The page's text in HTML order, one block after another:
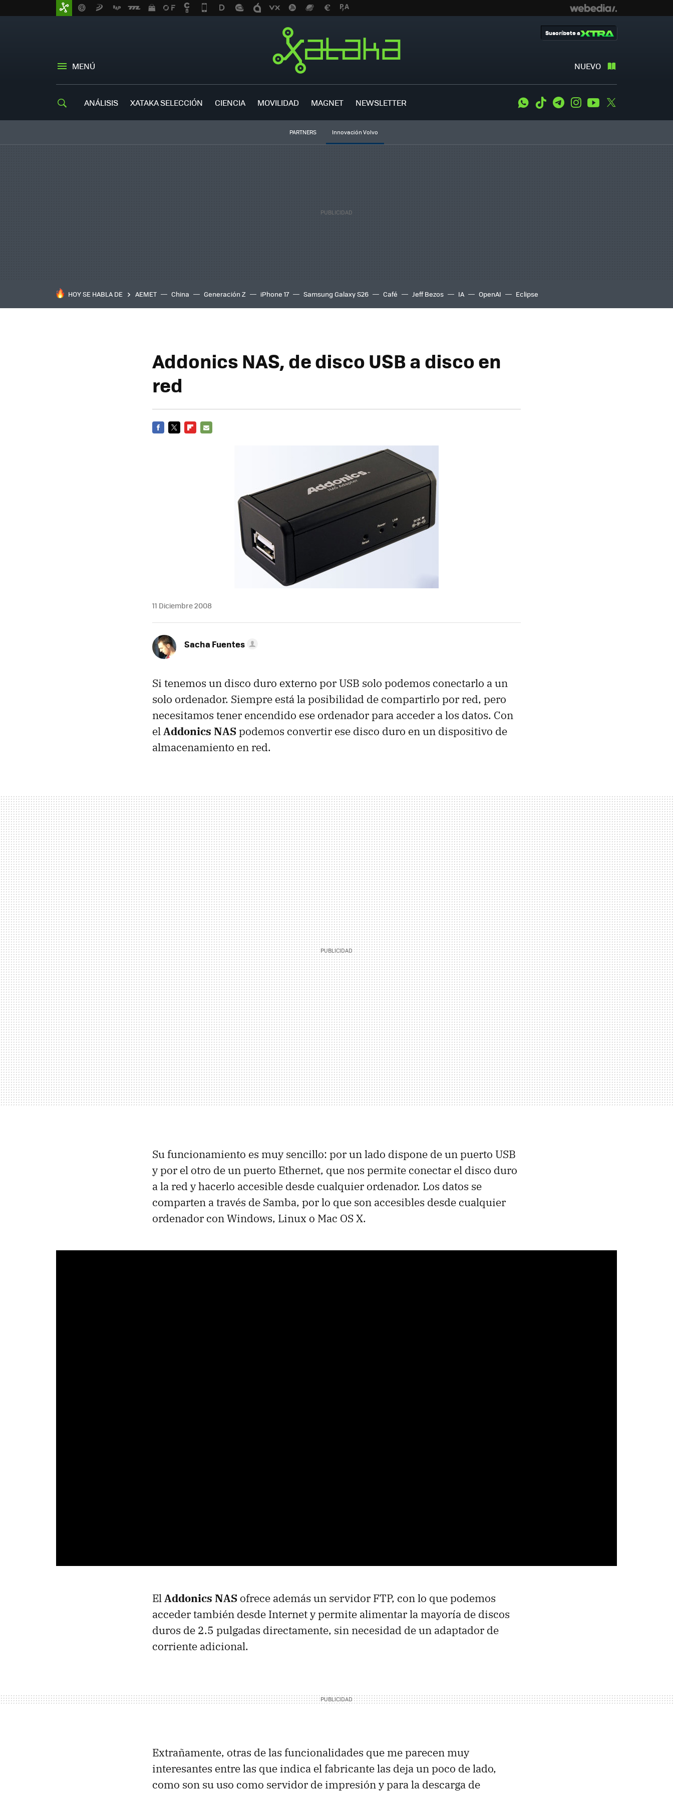
MENÚ NUEVO
Suscríbete a
ANÁLISIS XATAKA SELECCIÓN CIENCIA MOVILIDAD MAGNET NEWSLETTER WhatsApp
Tiktok TelegramInstagramYoutube
PARTNERS Innovación Volvo
HOY SE HABLA DE AEMET China Generación Z iPhone 17 Samsung Galaxy S26 Café Jeff Bezos IA OpenAI Eclipse
Addonics NAS, de disco USB a disco en
red
11 Diciembre 2008
Sacha Fuentes
Si tenemos un disco duro externo por USB solo podemos conectarlo a un
solo ordenador. Siempre está la posibilidad de compartirlo por red, pero
necesitamos tener encendido ese ordenador para acceder a los datos. Con
elAddonics NASpodemos convertir ese disco duro en un dispositivo de
almacenamiento en red.
Su funcionamiento es muy sencillo: por un lado dispone de un puerto USB
y por el otro de un puerto Ethernet, que nos permite conectar el disco duro
a la red y hacerlo accesible desde cualquier ordenador. Los datos se
comparten a través de Samba, por lo que son accesibles desde cualquier
ordenador con Windows, Linux o Mac OS X.
ElAddonics NAS ofrece además un servidor FTP, con lo que podemos
acceder también desde Internet y permite alimentar la mayoría de discos
duros de 2.5 pulgadas directamente, sin necesidad de un adaptador de
corriente adicional.
Extrañamente, otras de las funcionalidades que me parecen muy
interesantes entre las que indica el fabricante las deja un poco de lado,
como son su uso como servidor de impresión y para la descarga de